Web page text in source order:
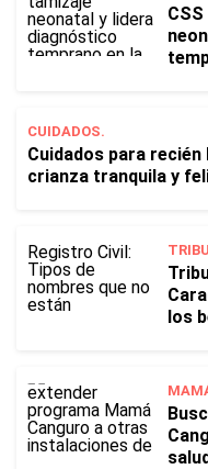
CUIDADOS.
Cuidados para
crianza tranquila y
los